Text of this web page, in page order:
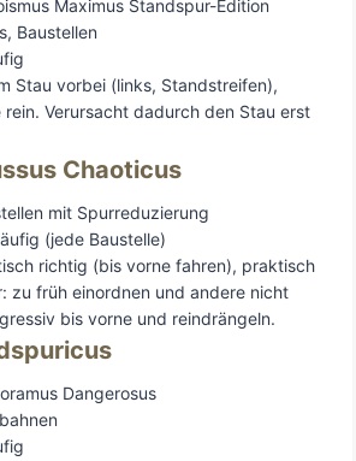
Maximus Standspur-Edition
Baustellen
Stau vorbei (links, Standstreifen),
Verursacht dadurch den Stau erst
Chaoticus
mit Spurreduzierung
(jede Baustelle)
richtig (bis vorne fahren), praktisch
zu früh einordnen und andere nicht
bis vorne und reindrängeln.
Dangerosus